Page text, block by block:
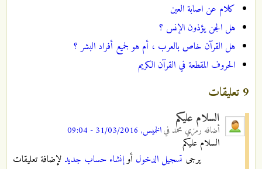
كلام عن اصابة العين
هل الجن يؤذون الإنس ؟
هل القرآن خاص بالعرب ، أم هو لجميع أفراد البشر ؟
الحروف المقطعة في القرآن الكريم
9 تعليقات
السلام عليكم
أضافه رمزي محمد فيالخميس, 31/03/2016 - 09:04
السلام عليكم
يرجى تسجيل الدخول أوإنشاء حساب جديد لإضافة تعليقات